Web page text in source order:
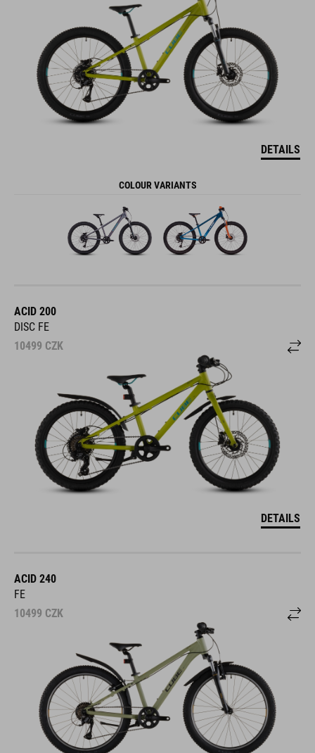
DETAILS
COLOUR VARIANTS
ACID 200
DISC FE
10499 CZK
DETAILS
ACID 240
FE
10499 CZK